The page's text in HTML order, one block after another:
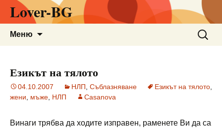
Lover-BG
Меню
за:
Езикът на тялото
04.10.2007 НЛП Съблазняване Езикът на тялото
жени
мъже НЛП Casanova
Винаги трябва да ходите изправен, раменете Ви да са